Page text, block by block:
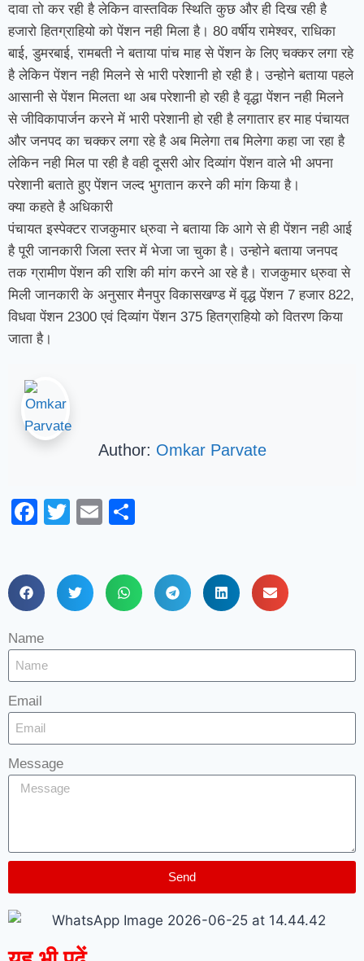
दावा तो कर रही है लेकिन वास्तविक स्थिति कुछ और ही दिख रही है
हजारो हितग्राहियो को पेंशन नही मिला है। 80 वर्षीय रामेश्वर, राधिका
बाई, डुमरबाई, रामबती ने बताया पांच माह से पेंशन के लिए चक्कर लगा रहे
है लेकिन पेंशन नही मिलने से भारी परेशानी हो रही है। उन्होने बताया पहले
आसानी से पेंशन मिलता था अब परेशानी हो रही है वृद्धा पेंशन नही मिलने
से जीविकापार्जन करने में भारी परेशानी हो रही है लगातार हर माह पंचायत
और जनपद का चक्कर लगा रहे है अब मिलेगा तब मिलेगा कहा जा रहा है
लेकिन नही मिल पा रही है वही दूसरी ओर दिव्यांग पेंशन वाले भी अपना
परेशानी बताते हुए पेंशन जल्द भुगतान करने की मांग किया है।
क्या कहते है अधिकारी
पंचायत इस्पेक्टर राजकुमार ध्रुवा ने बताया कि आगे से ही पेंशन नही आई
है पूरी जानकारी जिला स्तर में भेजा जा चुका है। उन्होने बताया जनपद
तक ग्रामीण पेंशन की राशि की मांग करने आ रहे है। राजकुमार ध्रुवा से
मिली जानकारी के अनुसार मैनपुर विकासखण्ड में वृद्ध पेंशन 7 हजार 822,
विधवा पेंशन 2300 एवं दिव्यांग पेंशन 375 हितग्राहियो को वितरण किया
जाता है।
Author: Omkar Parvate
Facebook
Twitter
Email
Name
Email
Message
Send